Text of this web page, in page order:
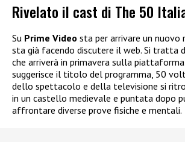
Rivelato il cast di The 50
Su Prime Video sta per arrivare un nuovo
sta già facendo discutere il web. Si tratta
che arriverà in primavera sulla
suggerisce il titolo del programma, 50
dello spettacolo e della televisione si
in un castello medievale e puntata dopo
affrontare diverse prove fisiche e mentali.